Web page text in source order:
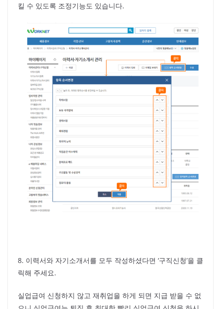
킬 수 있도록 조정기능도 있습니다.
8. 이력서와 자기소개서를 모두 작성하셨다면 ‘구직신청’을 클
릭해 주세요.
실업급여 신청하지 않고 재취업을 하게 되면 지급 받을 수 없